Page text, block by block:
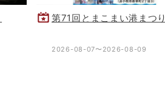
第71回とまこまい港まつり
2026-08-07〜2026-08-09